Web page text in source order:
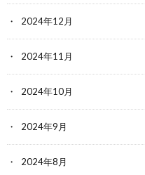
2024年12月
2024年11月
2024年10月
2024年9月
2024年8月